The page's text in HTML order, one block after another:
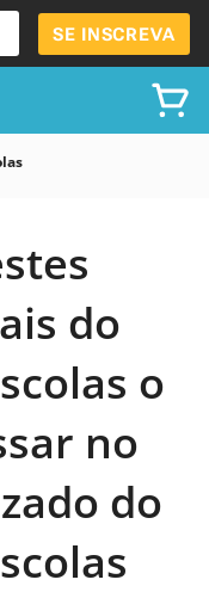
SE INSCREVA
do
o
no
do